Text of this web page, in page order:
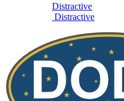
Distractive
Distractive